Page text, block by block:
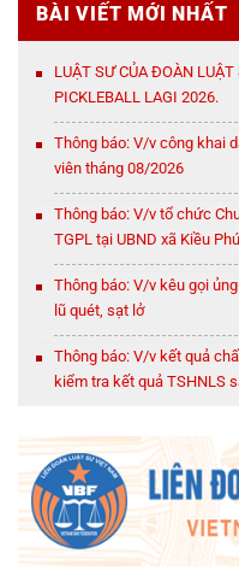
BÀI VIẾT MỚI NHẤT
LUẬT SƯ CỦA ĐOÀN
PICKLEBALL LAGI 2026.
Thông báo: V/v công khai
viên tháng 08/2026
Thông báo: V/v tổ chức
TGPL tại UBND xã Kiều Phú
Thông báo: V/v kêu gọi
lũ quét, sạt lở
Thông báo: V/v kết quả
kiểm tra kết quả TSHNLS